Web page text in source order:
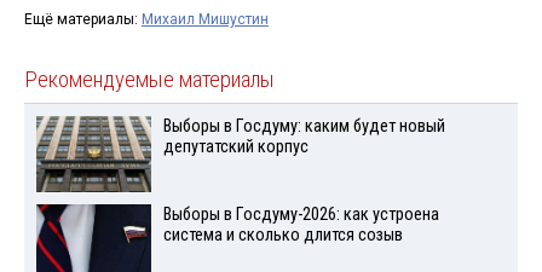
Ещё материалы: Михаил Мишустин
Рекомендуемые материалы
Выборы в Госдуму: каким будет новый
депутатский корпус
Выборы в Госдуму-2026: как устроена
система и сколько длится созыв